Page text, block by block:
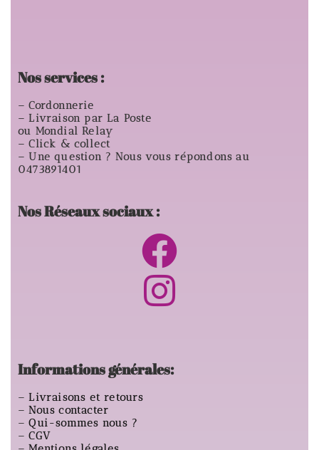
Nos services :
– Cordonnerie
– Livraison par La Poste
ou Mondial Relay
– Click & collect
– Une question ? Nous vous répondons au
0473891401
Nos Réseaux sociaux :
Informations générales:
–Livraisons et retours
–Nous contacter
–Qui-sommes nous ?
–CGV